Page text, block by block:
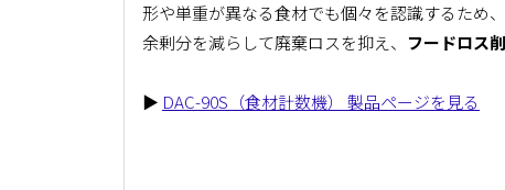
形や単重が異なる食材でも個々を認識するため
余剰分を減らして廃棄ロスを抑え、 フードロス
▶ DAC-90S（食材計数機） 製品ページを見る